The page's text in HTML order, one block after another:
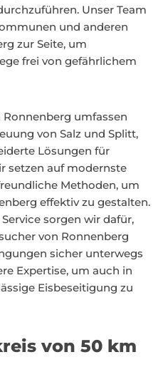
Unser Team
und anderen
zur Seite, um
frei von gefährlichem
umfassen
von Salz und Splitt,
Lösungen für
setzen auf modernste
Methoden, um
effektiv zu gestalten.
sorgen wir dafür,
von Ronnenberg
sicher unterwegs
Expertise, um auch in
Eisbeseitigung zu
von 50 km